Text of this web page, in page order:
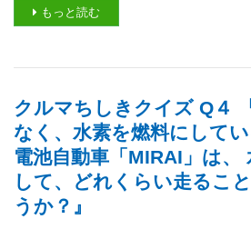
もっと読む
クルマちしきクイズ Q４
なく、水素を燃料にして
電池自動車「MIRAI」は、
して、どれくらい走るこ
うか？』